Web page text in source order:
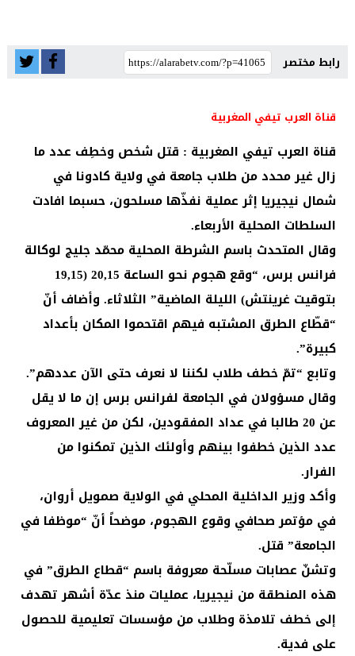
رابط مختصر
قناة العرب تيفي المغربية
قناة العرب تيفي المغربية : قتل شخص وخطِف عدد ما
زال غير محدد من طلاب جامعة في ولاية كادونا في
شمال نيجيريا إثر عملية نفذّها مسلحون، حسبما افادت
السلطات المحلية الأربعاء.
وقال المتحدث باسم الشرطة المحلية محمّد جليج لوكالة
فرانس برس، “وقع هجوم نحو الساعة 20,15 (19,15
بتوقيت غرينتش) الليلة الماضية” الثلاثاء. وأضاف أنّ
“قطّاع الطرق المشتبه فيهم اقتحموا المكان بأعداد
كبيرة”.
وتابع “تمّ خطف طلاب لكننا لا نعرف حتى الآن عددهم”.
وقال مسؤولان في الجامعة لفرانس برس إن ما لا يقل
عن 20 طالبا في عداد المفقودين، لكن من غير المعروف
عدد الذين خطفوا بينهم وأولئك الذين تمكنوا من
الفرار.
وأكد وزير الداخلية المحلي في الولاية صمويل أروان،
في مؤتمر صحافي وقوع الهجوم، موضحاً أنّ “موظفا في
الجامعة” قتل.
وتشنّ عصابات مسلّحة معروفة باسم “قطاع الطرق” في
هذه المنطقة من نيجيريا، عمليات منذ عدّة أشهر تهدف
إلى خطف تلامذة وطلاب من مؤسسات تعليمية للحصول
على فدية.